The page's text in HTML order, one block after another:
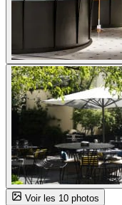
Voir les 10 photos